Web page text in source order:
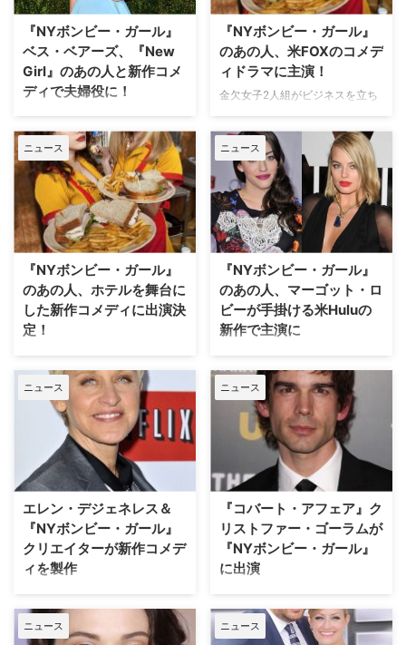
見直そう！楽しい異文化交流のス
スメ 『グッド・…
『NYボンビー・ガール』
ベス・ベアーズ、『New
Girl』のあの人と新作コメ
ディで夫婦役に！
金欠女子二人組がビジネスを立ち
上げ、夢を追う人気シットコム
『NYボンビー・ガール』。本作
で主役の一人キャロラインを演じ
たベス・ベアーズが米CBSの新作
コメディ『The
Neighborhood（原題）』に出演
することがわかった。米
記事】海外ドラマによく出るあの
街ってどんなとこ？～パ…
『NYボンビー・ガール』
のあの人、米FOXのコメデ
ィドラマに主演！
金欠女子2人組がビジネスを立ち
『NYボンビー・ガール』。本作
で主役の一人キャロライン役を演
じたベス・ベアーズが、米FOXの
コメディドラマに主演することが
分かった。米Varietyが報じてい
る。 【関連コラム】ヒリヒリと
痛いほどの人間関係を描く才人、
リー・ダニエルズ ベスが主演す
る『Our …
ニュース
『NYボンビー・ガール』
のあの人、ホテルを舞台に
した新作コメディに出演決
定！
金欠女子二人組がビジネスを立ち
上げ、夢を追う人気シットコム
『NYボンビー・ガール』。本作
で主役コンビの一人マックスを演
じたカット・デニングスが、米
ABCのコメディドラマのパイロッ
トに出演することが明らかとなっ
た。米VARIETYが報じている。
つけられたドラマスター5人 カ
ット・デニングス…
ニュース
『NYボンビー・ガール』
のあの人、マーゴット・ロ
ビーが手掛ける米Huluの
新作で主演に
金欠女子二人組がビジネスを立ち
上げ、夢を追うシットコム『NY
ボンビー・ガール』で主役コンビ
の一人マックスを演じたカット・
デニングスが、米
Hulu『Dollface（原題）』のパイ
ロットに出演することが明らかと
なった。米TV Lineが演じてい
ー・ガール』主演の二人、ゲスト
出演したリンジー・…
ニュース
エレン・デジェネレス＆
『NYボンビー・ガール』
クリエイターが新作コメデ
ィを製作
人気トーク番組『エレンの部屋』
の司会者として知られるエレン・
デジェネレスと、金欠女子二人組
ニュース
『コバート・アフェア』ク
リストファー・ゴーラムが
『NYボンビー・ガール』
に出演
米CBSで現在放送中の、大都会ニ
ューヨークで金欠女子コンビが成
功を目指すコメディドラマ『NY
ニュース ニュース